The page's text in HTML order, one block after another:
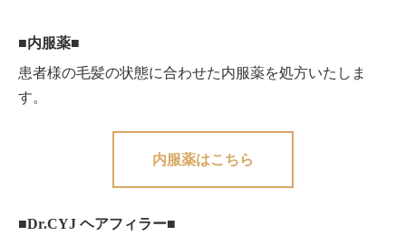
■内服薬■
患者様の毛髪の状態に合わせた内服薬を処方いたしま
す。
内服薬はこちら
■Dr.CYJ ヘアフィラー■